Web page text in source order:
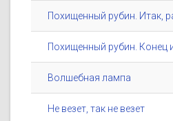
Похищенный рубин. Итак,
Похищенный рубин. Конец
Волшебная лампа
Не везет, так не везет